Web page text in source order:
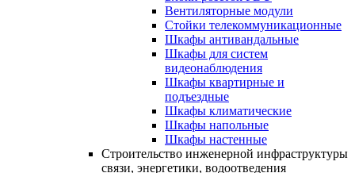
Вентиляторные модули
Стойки телекоммуникационные
Шкафы антивандальные
Шкафы для систем
видеонаблюдения
Шкафы квартирные и
подъездные
Шкафы климатические
Шкафы напольные
Шкафы настенные
Строительство инженерной инфраструктуры
связи, энергетики, водоотведения